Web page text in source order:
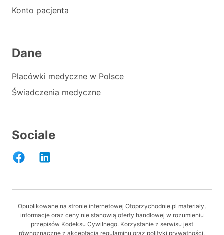
Konto pacjenta
Dane
Placówki medyczne w Polsce
Świadczenia medyczne
Sociale
Opublikowane na stronie internetowej Otoprzychodnie.pl materiały,
informacje oraz ceny nie stanowią oferty handlowej w rozumieniu
przepisów Kodeksu Cywilnego. Korzystanie z serwisu jest
równoznaczne z akceptacją regulaminu oraz polityki prywatności.